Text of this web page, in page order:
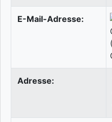
E-Mail-Adresse:
Adresse: